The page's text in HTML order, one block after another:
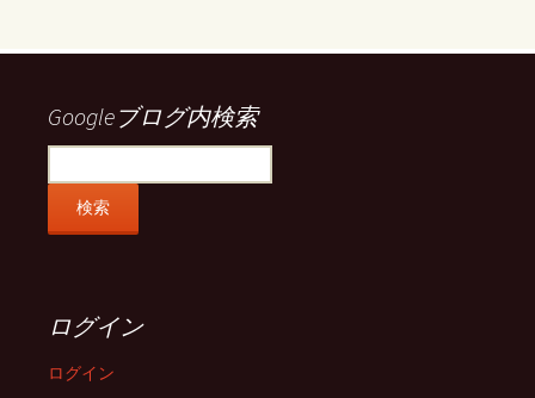
示
Googleブログ内検索
ログイン
ログイン